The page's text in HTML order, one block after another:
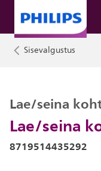
Sisevalgustus
Lae/seina
Lae/seina
8719514435292